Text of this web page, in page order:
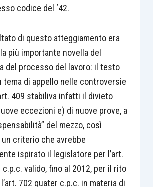
codice del ‘42.
di questo atteggiamento era
più importante novella del
del processo del lavoro: il testo
tema di appello nelle controversie
409 stabiliva infatti il divieto
eccezioni e) di nuove prove, a
del mezzo, così
criterio che avrebbe
ispirato il legislatore per l’art.
c.p.c. valido, fino al 2012, per il rito
702 quater c.p.c. in materia di